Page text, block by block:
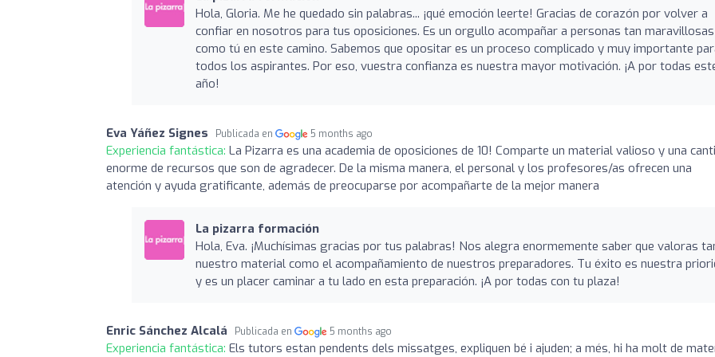
Hola, Gloria. Me he quedado sin palabras... ¡qué emoción leerte! Gracias de corazón por volver a
confiar en nosotros para tus oposiciones. Es un orgullo acompañar a personas tan maravillosas
como tú en este camino. Sabemos que opositar es un proceso complicado y muy importante
todos los aspirantes. Por eso, vuestra confianza es nuestra mayor motivación. ¡A por todas
año!
Eva Yáñez Signes Publicada en 5 months ago
Experiencia fantástica: La Pizarra es una academia de oposiciones de 10! Comparte un material valioso y una
enorme de recursos que son de agradecer. De la misma manera, el personal y los profesores/as ofrecen una
atención y ayuda gratificante, además de preocuparse por acompañarte de la mejor manera
La pizarra formación
Hola, Eva. ¡Muchísimas gracias por tus palabras! Nos alegra enormemente saber que valoras
nuestro material como el acompañamiento de nuestros preparadores. Tu éxito es nuestra
y es un placer caminar a tu lado en esta preparación. ¡A por todas con tu plaza!
Enric Sánchez Alcalá Publicada en 5 months ago
Experiencia fantástica: Els tutors estan pendents dels missatges, expliquen bé i ajuden; a més, hi ha molt de